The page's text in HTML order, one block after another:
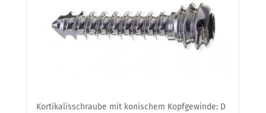
Kortikalisschraube mit konischem Kopfgewinde: D